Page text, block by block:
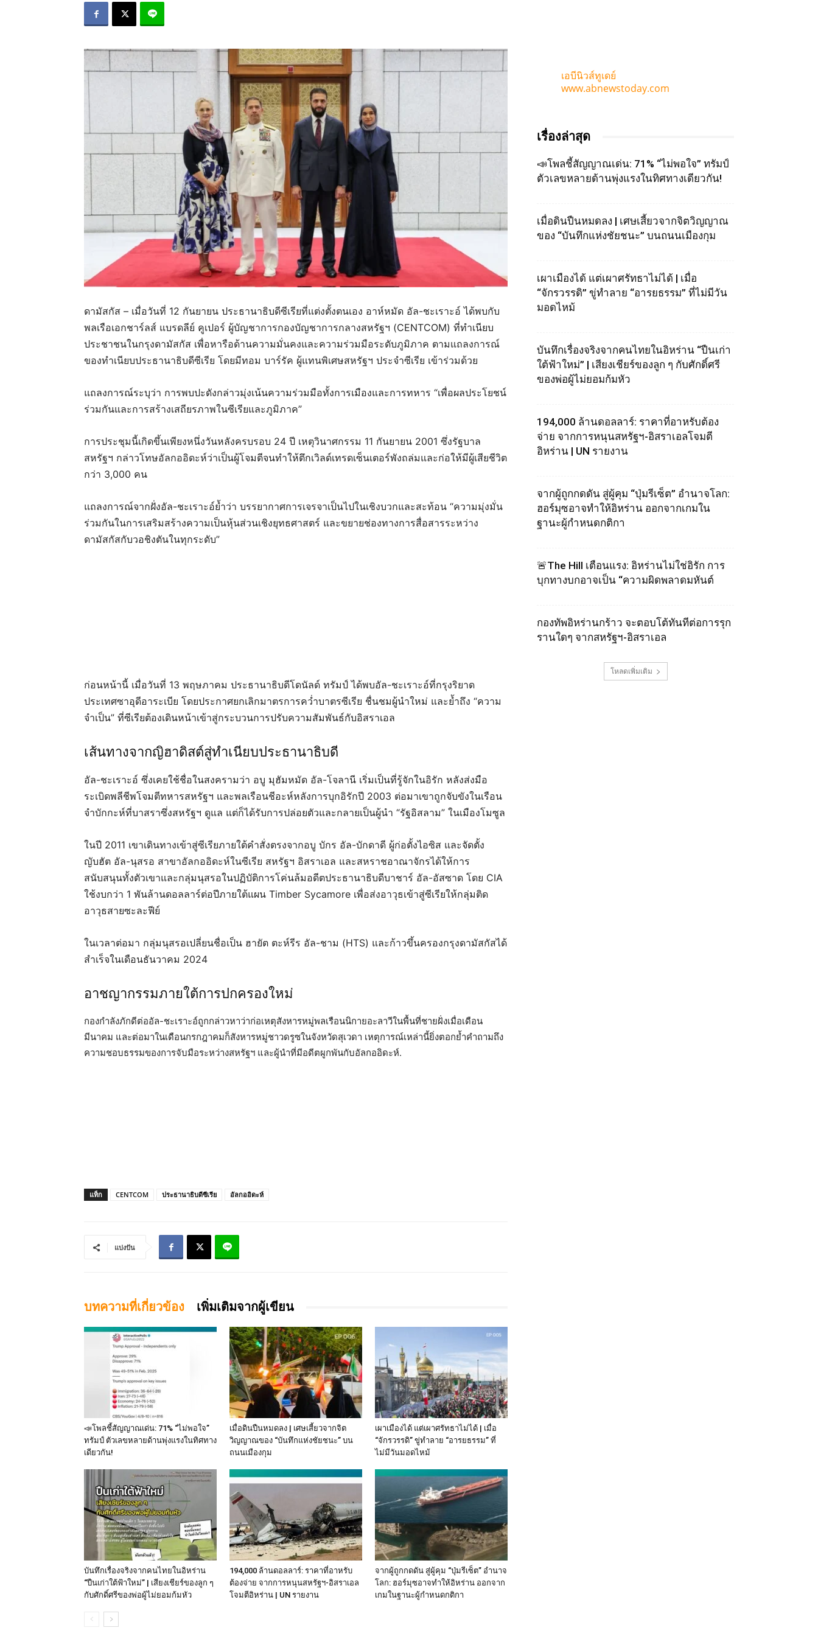
ดามัสกัส – เมื่อวันที่ 12 กันยายน ประธานาธิบดีซีเรียที่แต่งตั้งตนเอง อาห์หมัด อัล-ชะเราะอ์ ได้พบกับ
พลเรือเอกชาร์ลส์ แบรดลีย์ คูเปอร์ ผู้บัญชาการกองบัญชาการกลางสหรัฐฯ (CENTCOM) ที่ทำเนียบ
ประชาชนในกรุงดามัสกัส เพื่อหารือด้านความมั่นคงและความร่วมมือระดับภูมิภาค ตามแถลงการณ์
ของทำเนียบประธานาธิบดีซีเรีย โดยมีทอม บาร์รัค ผู้แทนพิเศษสหรัฐฯ ประจำซีเรีย เข้าร่วมด้วย
แถลงการณ์ระบุว่า การพบปะดังกล่าวมุ่งเน้นความร่วมมือทั้งการเมืองและการทหาร “เพื่อผลประโยชน์
ร่วมกันและการสร้างเสถียรภาพในซีเรียและภูมิภาค”
การประชุมนี้เกิดขึ้นเพียงหนึ่งวันหลังครบรอบ 24 ปี เหตุวินาศกรรม 11 กันยายน 2001 ซึ่งรัฐบาล
สหรัฐฯ กล่าวโทษอัลกออิดะห์ว่าเป็นผู้โจมตีจนทำให้ตึกเวิลด์เทรดเซ็นเตอร์พังถล่มและก่อให้มีผู้เสียชีวิต
กว่า 3,000 คน
แถลงการณ์จากฝั่งอัล-ชะเราะอ์ย้ำว่า บรรยากาศการเจรจาเป็นไปในเชิงบวกและสะท้อน “ความมุ่งมั่น
ร่วมกันในการเสริมสร้างความเป็นหุ้นส่วนเชิงยุทธศาสตร์ และขยายช่องทางการสื่อสารระหว่าง
ดามัสกัสกับวอชิงตันในทุกระดับ”
ก่อนหน้านี้ เมื่อวันที่ 13 พฤษภาคม ประธานาธิบดีโดนัลด์ ทรัมป์ ได้พบอัล-ชะเราะอ์ที่กรุงริยาด
ประเทศซาอุดีอาระเบีย โดยประกาศยกเลิกมาตรการคว่ำบาตรซีเรีย ชื่นชมผู้นำใหม่ และย้ำถึง “ความ
จำเป็น” ที่ซีเรียต้องเดินหน้าเข้าสู่กระบวนการปรับความสัมพันธ์กับอิสราเอล
เส้นทางจากญิฮาดิสต์สู่ทำเนียบประธานาธิบดี
อัล-ชะเราะอ์ ซึ่งเคยใช้ชื่อในสงครามว่า อบู มุฮัมหมัด อัล-โจลานี เริ่มเป็นที่รู้จักในอิรัก หลังส่งมือ
ระเบิดพลีชีพโจมตีทหารสหรัฐฯ และพลเรือนชีอะห์หลังการบุกอิรักปี 2003 ต่อมาเขาถูกจับขังในเรือน
จำบักกะห์ที่บาสราซึ่งสหรัฐฯ ดูแล แต่ก็ได้รับการปล่อยตัวและกลายเป็นผู้นำ “รัฐอิสลาม” ในเมืองโมซูล
ในปี 2011 เขาเดินทางเข้าสู่ซีเรียภายใต้คำสั่งตรงจากอบู บักร อัล-บักดาดี ผู้ก่อตั้งไอซิส และจัดตั้ง
ญับฮัต อัล-นุสรอ สาขาอัลกออิดะห์ในซีเรีย สหรัฐฯ อิสราเอล และสหราชอาณาจักรได้ให้การ
สนับสนุนทั้งตัวเขาและกลุ่มนุสรอในปฏิบัติการโค่นล้มอดีตประธานาธิบดีบาชาร์ อัล-อัสซาด โดย CIA
ใช้งบกว่า 1 พันล้านดอลลาร์ต่อปีภายใต้แผน Timber Sycamore เพื่อส่งอาวุธเข้าสู่ซีเรียให้กลุ่มติด
อาวุธสายซะละฟีย์
ในเวลาต่อมา กลุ่มนุสรอเปลี่ยนชื่อเป็น ฮายัต ตะห์รีร อัล-ชาม (HTS) และก้าวขึ้นครองกรุงดามัสกัสได้
สำเร็จในเดือนธันวาคม 2024
อาชญากรรมภายใต้การปกครองใหม่
กองกำลังภักดีต่ออัล-ชะเราะอ์ถูกกล่าวหาว่าก่อเหตุสังหารหมู่พลเรือนนิกายอะลาวีในพื้นที่ชายฝั่งเมื่อเดือน
มีนาคม และต่อมาในเดือนกรกฎาคมก็สังหารหมู่ชาวดรูซในจังหวัดสุเวดา เหตุการณ์เหล่านี้ยิ่งตอกย้ำคำถามถึง
ความชอบธรรมของการจับมือระหว่างสหรัฐฯ และผู้นำที่มีอดีตผูกพันกับอัลกออิดะห์.
แท็ก CENTCOM ประธานาธิบดีซีเรีย อัลกออิดะห์
แบ่งปัน
บทความที่เกี่ยวข้อง เพิ่มเติมจากผู้เขียน
📣โพลชี้สัญญาณเด่น: 71% “ไม่พอใจ”
ทรัมป์ ตัวเลขหลายด้านพุ่งแรงในทิศทาง
เดียวกัน!
เมื่อดินปืนหมดลง | เศษเสี้ยวจากจิต
วิญญาณของ “บันทึกแห่งชัยชนะ” บน
ถนนเมืองกุม
เผาเมืองได้ แต่เผาศรัทธาไม่ได้ | เมื่อ
“จักรวรรดิ” ขู่ทำลาย “อารยธรรม” ที่
ไม่มีวันมอดไหม้
บันทึกเรื่องจริงจากคนไทยในอิหร่าน
“ปืนเก่าใต้ฟ้าใหม่” | เสียงเชียร์ของลูก ๆ
กับศักดิ์ศรีของพ่อผู้ไม่ยอมก้มหัว
194,000 ล้านดอลลาร์: ราคาที่อาหรับ
ต้องจ่าย จากการหนุนสหรัฐฯ‑อิสราเอล
โจมตีอิหร่าน | UN รายงาน
จากผู้ถูกกดดัน สู่ผู้คุม “ปุ่มรีเซ็ต” อำนาจ
โลก: ฮอร์มุซอาจทำให้อิหร่าน ออกจาก
เกมในฐานะผู้กำหนดกติกา
เอบีนิวส์ทูเดย์
www.abnewstoday.com
เรื่องล่าสุด
📣โพลชี้สัญญาณเด่น: 71% “ไม่พอใจ” ทรัมป์
ตัวเลขหลายด้านพุ่งแรงในทิศทางเดียวกัน!
เมื่อดินปืนหมดลง | เศษเสี้ยวจากจิตวิญญาณ
ของ “บันทึกแห่งชัยชนะ” บนถนนเมืองกุม
เผาเมืองได้ แต่เผาศรัทธาไม่ได้ | เมื่อ
“จักรวรรดิ” ขู่ทำลาย “อารยธรรม” ที่ไม่มีวัน
มอดไหม้
บันทึกเรื่องจริงจากคนไทยในอิหร่าน “ปืนเก่า
ใต้ฟ้าใหม่” | เสียงเชียร์ของลูก ๆ กับศักดิ์ศรี
ของพ่อผู้ไม่ยอมก้มหัว
194,000 ล้านดอลลาร์: ราคาที่อาหรับต้อง
จ่าย จากการหนุนสหรัฐฯ‑อิสราเอลโจมตี
อิหร่าน | UN รายงาน
จากผู้ถูกกดดัน สู่ผู้คุม “ปุ่มรีเซ็ต” อำนาจโลก:
ฮอร์มุซอาจทำให้อิหร่าน ออกจากเกมใน
ฐานะผู้กำหนดกติกา
🚨The Hill เตือนแรง: อิหร่านไม่ใช่อิรัก การ
บุกทางบกอาจเป็น “ความผิดพลาดมหันต์
กองทัพอิหร่านกร้าว จะตอบโต้ทันทีต่อการรุก
รานใดๆ จากสหรัฐฯ-อิสราเอล
โหลดเพิ่มเติม